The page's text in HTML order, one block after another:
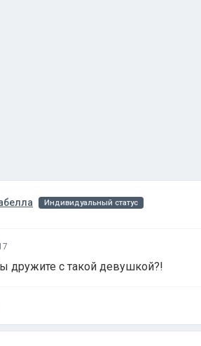
Индивидуальный статус
дружите с такой девушкой?!